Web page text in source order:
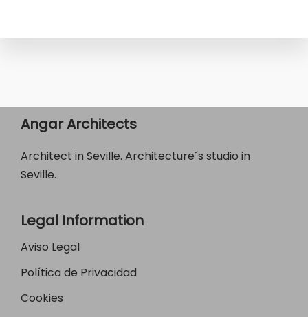
Angar Architects
Architect in Seville. Architecture´s studio in
Seville.
Legal Information
Aviso Legal
Política de Privacidad
Cookies